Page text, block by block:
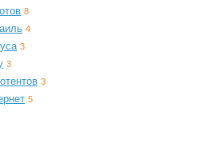
8
4
3
3
3
5